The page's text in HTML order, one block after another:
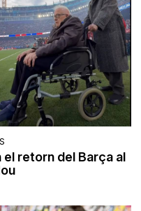
retorn del Barça al